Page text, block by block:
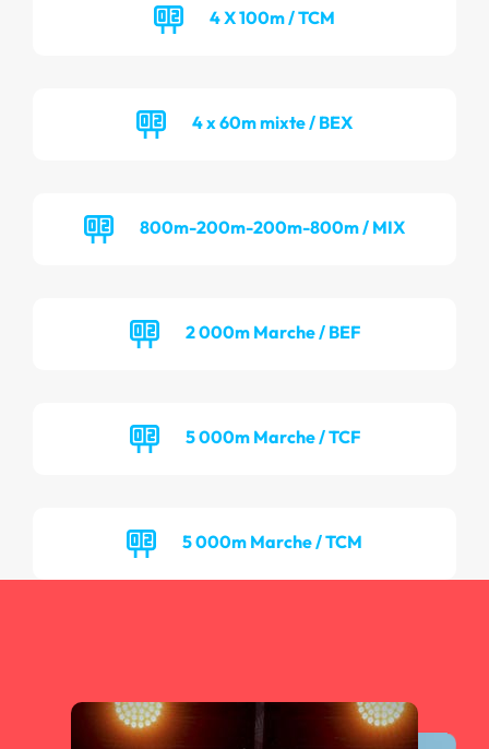
4 X 100m / TCM
4 x 60m mixte / BEX
800m-200m-200m-800m / MIX
2 000m Marche / BEF
5 000m Marche / TCF
5 000m Marche / TCM